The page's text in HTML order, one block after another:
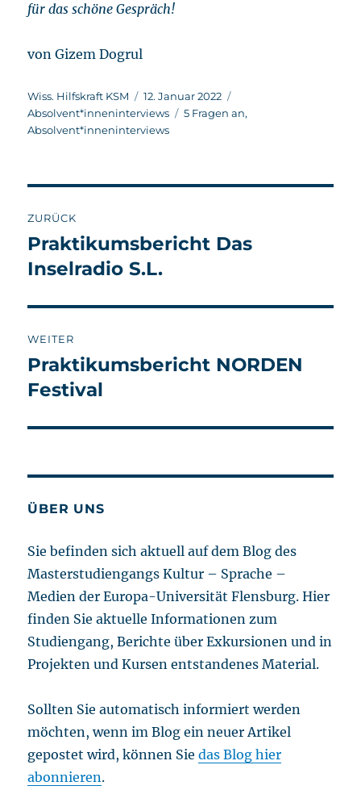
für das schöne Gespräch!
von Gizem Dogrul
Autor
Wiss. Hilfskraft KSM
Veröffentlicht
am
12. Januar 2022
Absolvent*inneninterviews
Schlagwörter
5 Fragen an,
Absolvent*inneninterviews
ZURÜCK
Vorheriger
Beitrag:
Praktikumsbericht Das
Inselradio S.L.
WEITER
Nächster
Beitrag:
Praktikumsbericht NORDEN
Festival
ÜBER UNS
Sie befinden sich aktuell auf dem Blog des
Masterstudiengangs Kultur – Sprache –
Medien der Europa-Universität Flensburg. Hier
finden Sie aktuelle Informationen zum
Studiengang, Berichte über Exkursionen und in
Projekten und Kursen entstandenes Material.
Sollten Sie automatisch informiert werden
möchten, wenn im Blog ein neuer Artikel
gepostet wird, können Siedas Blog hier
abonnieren.